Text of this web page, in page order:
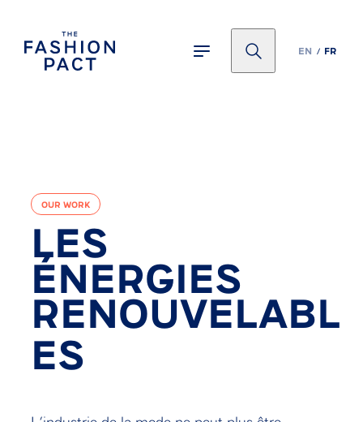
EN FR
OUR WORK
LES
ÉNERGIES
RENOUVELABL
ES